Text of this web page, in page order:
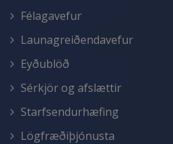
Félagavefur
Launagreiðendavefur
Eyðublöð
Sérkjör og afslættir
Starfsendurhæfing
Lögfræðiþjónusta